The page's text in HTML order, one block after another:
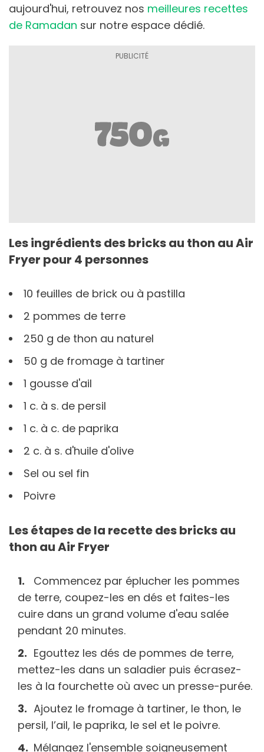
aujourd'hui, retrouvez nos meilleures recettes
de Ramadan sur notre espace dédié.
Les ingrédients des bricks au thon au Air
Fryer pour 4 personnes
10 feuilles de brick ou à pastilla
2 pommes de terre
250 g de thon au naturel
50 g de fromage à tartiner
1 gousse d'ail
1 c. à s. de persil
1 c. à c. de paprika
2 c. à s. d'huile d'olive
Sel ou sel fin
Poivre
Les étapes de la recette des bricks au
thon au Air Fryer
Commencez par éplucher les pommes
de terre, coupez-les en dés et faites-les
cuire dans un grand volume d'eau salée
pendant 20 minutes.
Egouttez les dés de pommes de terre,
mettez-les dans un saladier puis écrasez-
les à la fourchette où avec un presse-purée.
Ajoutez le fromage à tartiner, le thon, le
persil, l’ail, le paprika, le sel et le poivre.
Mélangez l'ensemble soigneusement